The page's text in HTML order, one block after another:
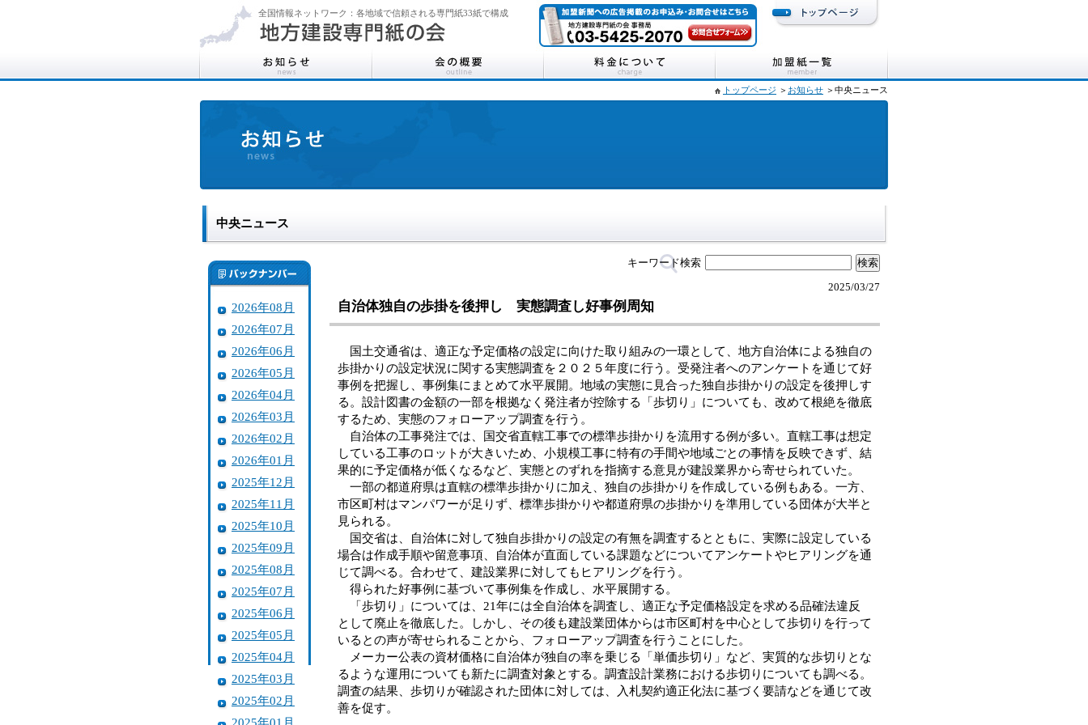
全国情報ネットワーク：各地域で信頼される専門紙33紙で構成
トップページ ＞ お知らせ ＞中央ニュース
中央ニュース
2026年08月
2026年07月
2026年06月
2026年05月
2026年04月
2026年03月
2026年02月
2026年01月
2025年12月
2025年11月
2025年10月
2025年09月
2025年08月
2025年07月
2025年06月
2025年05月
2025年04月
2025年03月
2025年02月
2025年01月
キーワード検索
2025/03/27
自治体独自の歩掛を後押し 実態調査し好事例周知
国土交通省は、適正な予定価格の設定に向けた取り組みの一環として、地方自治体による独自の
歩掛かりの設定状況に関する実態調査を２０２５年度に行う。受発注者へのアンケートを通じて好
事例を把握し、事例集にまとめて水平展開。地域の実態に見合った独自歩掛かりの設定を後押しす
る。設計図書の金額の一部を根拠なく発注者が控除する「歩切り」についても、改めて根絶を徹底
するため、実態のフォローアップ調査を行う。
自治体の工事発注では、国交省直轄工事での標準歩掛かりを流用する例が多い。直轄工事は想定
している工事のロットが大きいため、小規模工事に特有の手間や地域ごとの事情を反映できず、結
果的に予定価格が低くなるなど、実態とのずれを指摘する意見が建設業界から寄せられていた。
一部の都道府県は直轄の標準歩掛かりに加え、独自の歩掛かりを作成している例もある。一方、
市区町村はマンパワーが足りず、標準歩掛かりや都道府県の歩掛かりを準用している団体が大半と
見られる。
国交省は、自治体に対して独自歩掛かりの設定の有無を調査するとともに、実際に設定している
場合は作成手順や留意事項、自治体が直面している課題などについてアンケートやヒアリングを通
じて調べる。合わせて、建設業界に対してもヒアリングを行う。
得られた好事例に基づいて事例集を作成し、水平展開する。
「歩切り」については、21年には全自治体を調査し、適正な予定価格設定を求める品確法違反
として廃止を徹底した。しかし、その後も建設業団体からは市区町村を中心として歩切りを行って
いるとの声が寄せられることから、フォローアップ調査を行うことにした。
メーカー公表の資材価格に自治体が独自の率を乗じる「単価歩切り」など、実質的な歩切りとな
るような運用についても新たに調査対象とする。調査設計業務における歩切りについても調べる。
調査の結果、歩切りが確認された団体に対しては、入札契約適正化法に基づく要請などを通じて改
善を促す。